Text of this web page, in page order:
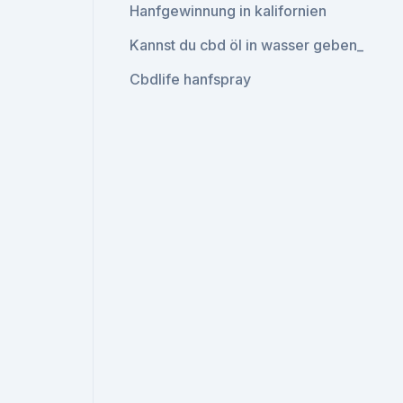
Hanfgewinnung in kalifornien
Kannst du cbd öl in wasser geben_
Cbdlife hanfspray